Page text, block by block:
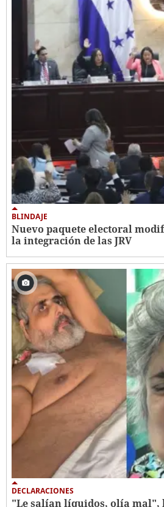
BLINDAJE
Nuevo paquete electoral
la integración de las JRV
DECLARACIONES
"Le salían líquidos, olía mal",